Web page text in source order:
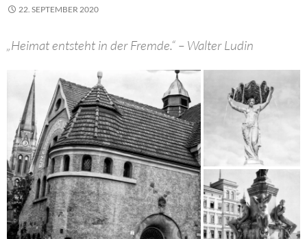
22. SEPTEMBER 2020
„Heimat entsteht in der Fremde.“ – Walter Ludin